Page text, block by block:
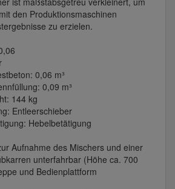
den Produktionsmaschinen
zu erzielen.
0,06 m³
0,09 m³
144 kg
Entleerschieber
Hebelbetätigung
Aufnahme des Mischers und einer
unterfahrbar (Höhe ca. 700
und Bedienplattform